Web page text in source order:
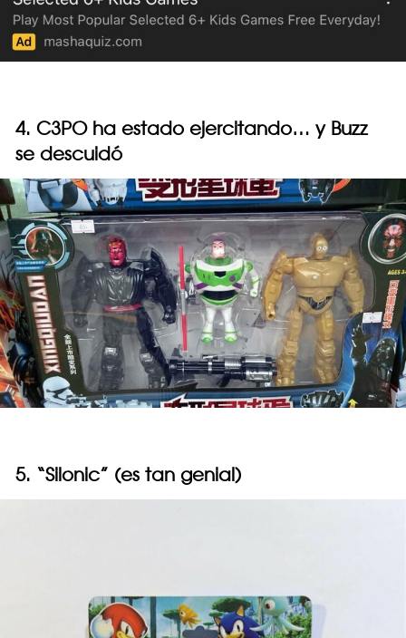
4. C3PO ha estado ejercitando… y Buzz
se descuidó
5. “Silonic” (es tan genial)